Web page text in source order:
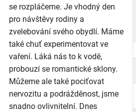
se rozpláčeme. Je vhodný den
pro návštěvy rodiny a
zvelebování svého obydlí. Máme
také chuť experimentovat ve
vaření. Láká nás to k vodě,
probouzí se romantické sklony.
Můžeme ale také pociťovat
nervozitu a podrážděnost, jsme
snadno ovlivnitelní. Dnes